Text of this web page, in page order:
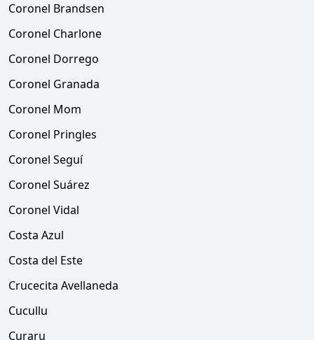
Coronel Brandsen
Coronel Charlone
Coronel Dorrego
Coronel Granada
Coronel Mom
Coronel Pringles
Coronel Seguí
Coronel Suárez
Coronel Vidal
Costa Azul
Costa del Este
Crucecita Avellaneda
Cucullu
Curaru